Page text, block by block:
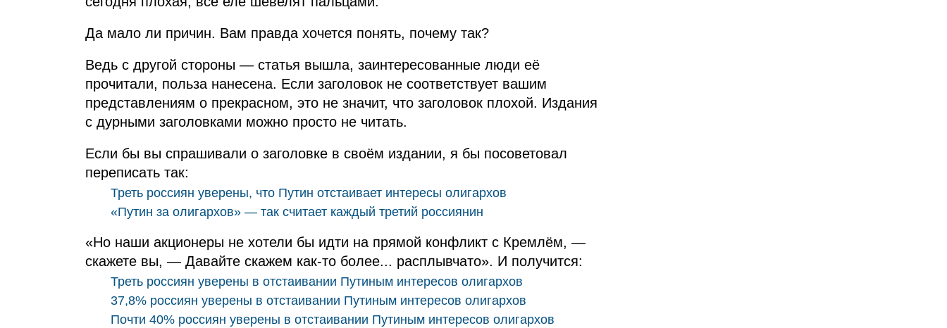
Да мало ли причин. Вам правда хочется понять, почему так?
Ведь с другой стороны — статья вышла, заинтересованные люди её
прочитали, польза нанесена. Если заголовок не соответствует вашим
представлениям о прекрасном, это не значит, что заголовок плохой. Издания
с дурными заголовками можно просто не читать.
Если бы вы спрашивали о заголовке в своём издании, я бы посоветовал
переписать так:
Треть россиян уверены, что Путин отстаивает интересы олигархов
«Путин за олигархов» — так считает каждый третий россиянин
«Но наши акционеры не хотели бы идти на прямой конфликт с Кремлём, —
скажете вы, — Давайте скажем как‑то более... расплывчато». И получится:
Треть россиян уверены в отстаивании Путиным интересов олигархов
37,8% россиян уверены в отстаивании Путиным интересов олигархов
Почти 40% россиян уверены в отстаивании Путиным интересов олигархов